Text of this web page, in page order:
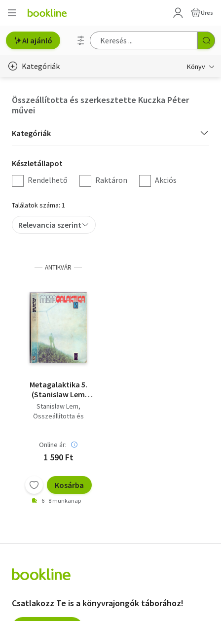
Üres
AI ajánló
Kategóriák Könyv
Erotika
Gyermek- és ifjúsági
Irodalom
Szakkönyv
Természettudomány
Történelem
Vallás
Összeállította és szerkesztette Kuczka Péter
művei
Kategória
szűrés
Kategóriák
Készletállapot
szűrés
Készletállapot
Rendelhető
Raktáron Akciós
Találatok száma: 1
Relevancia szerint
ANTIKVÁR
Metagalaktika 5.
(Stanislaw Lem
regényei és
elbeszélései)
Stanislaw Lem
Összeállította és
Online ár:
1 590 Ft
Kosárba
6 - 8 munkanap
Csatlakozz Te is a könyvrajongók táborához!